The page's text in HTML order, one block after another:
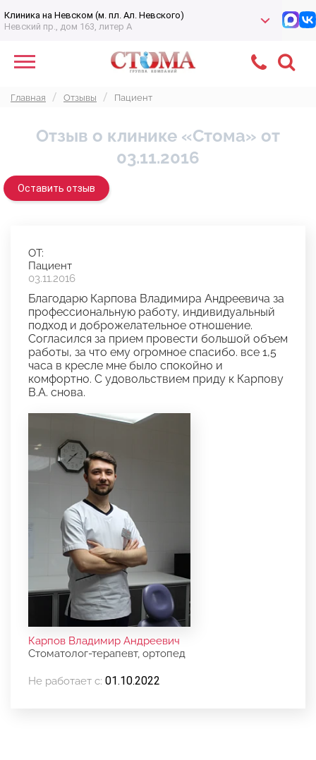
Клиника на Невском (м. пл. Ал. Невского)
Невский пр., дом 163, литер А
Главная Отзывы Пациент
Отзыв о клинике «Стома» от
03.11.2016
Оставить отзыв
Карпов Владимир Андреевич
Стоматолог-терапевт, ортопед
Не работает с: 01.10.2022
ОТ:
Пациент
03.11.2016
Благодарю Карпова Владимира Андреевича за
профессиональную работу, индивидуальный
подход и доброжелательное отношение.
Согласился за прием провести большой объем
работы, за что ему огромное спасибо. все 1,5
часа в кресле мне было спокойно и
комфортно. С удовольствием приду к Карпову
В.А. снова.